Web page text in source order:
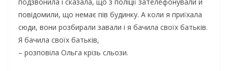
подзвонила і сказала, що з поліції зателефонували й
повідомили, що немає пів будинку. А коли я приїхала
сюди, вони розбирали завали і я бачила своїх батьків.
Я бачила своїх батьків,
– розповіла Ольга крізь сльози.